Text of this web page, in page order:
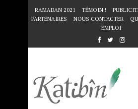
RAMADAN 2021 TÉMOIN !
PARTENAIRES
NOUS CONTACTER
EMPLOI